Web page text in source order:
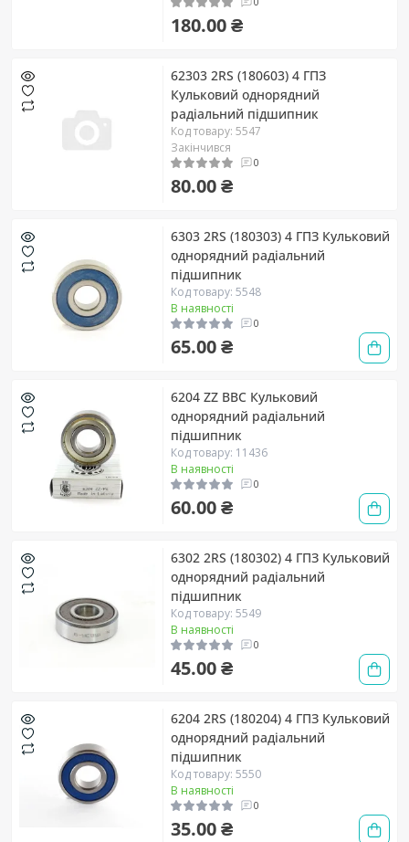
180.00 ₴
62303 2RS (180603) 4 ГПЗ
Кульковий однорядний
радіальний підшипник
Код товару: 5547
Закінчився
0
80.00 ₴
6303 2RS (180303) 4 ГПЗ Кульковий
однорядний радіальний
підшипник
Код товару: 5548
В наявності
0
65.00 ₴
6204 ZZ BBC Кульковий
однорядний радіальний
підшипник
Код товару: 11436
В наявності
0
60.00 ₴
6302 2RS (180302) 4 ГПЗ Кульковий
однорядний радіальний
підшипник
Код товару: 5549
В наявності
0
45.00 ₴
6204 2RS (180204) 4 ГПЗ Кульковий
однорядний радіальний
підшипник
Код товару: 5550
В наявності
0
35.00 ₴